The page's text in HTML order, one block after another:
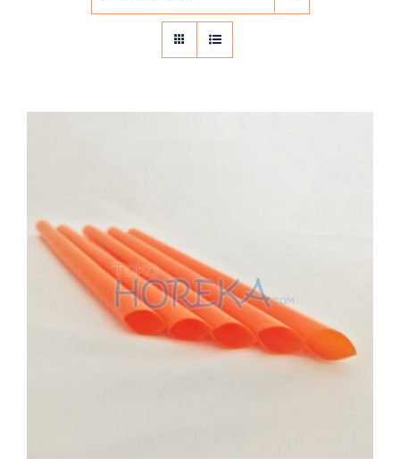
Straw Bubble Orange Polos 12mm x
22cm
All Bubble Straw Sedotan